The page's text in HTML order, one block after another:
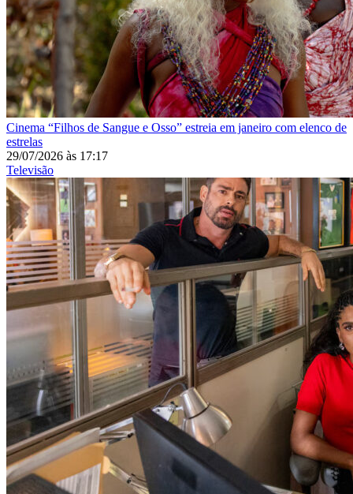
Cinema “Filhos de Sangue e Osso” estreia em janeiro com elenco de
estrelas
29/07/2026 às 17:17
Televisão